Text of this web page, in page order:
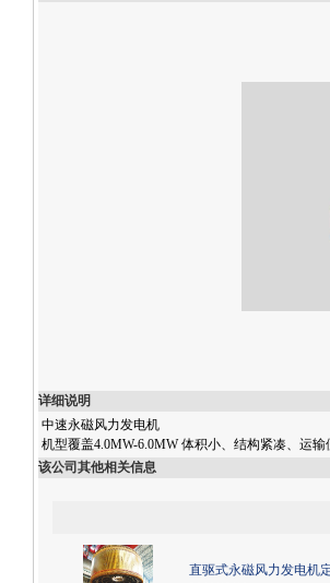
详细说明
中速永磁风力发电机
机型覆盖4.0MW-6.0MW 体积小、结构紧凑、运输
该公司其他相关信息
直驱式永磁风力发电机